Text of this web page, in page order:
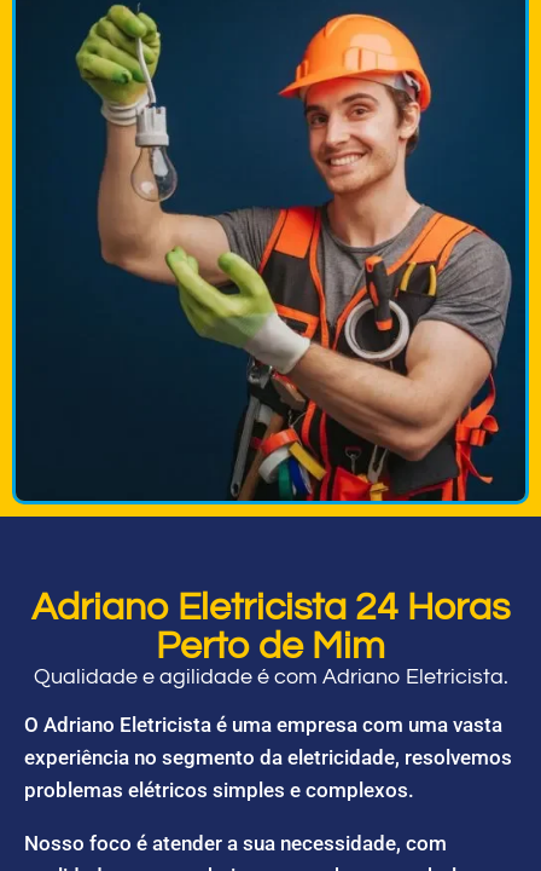
Adriano Eletricista 24 Horas
Perto de Mim
Qualidade e agilidade é com Adriano Eletricista.
O Adriano Eletricista é uma empresa com uma vasta
experiência no segmento da eletricidade, resolvemos
problemas elétricos simples e complexos.
Nosso foco é atender a sua necessidade, com